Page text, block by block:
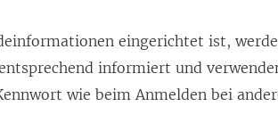
eingerichtet ist,
informiert und
wie beim Anmelden bei